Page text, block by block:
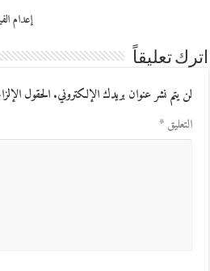
إعدام
اترك تعليقاً
لن يتم نشر عنوان بريدك الإلكتروني.الحقول
التعليق*